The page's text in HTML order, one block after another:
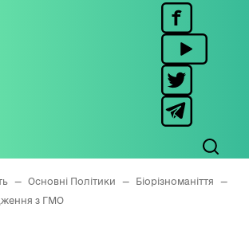
— Основні Політики — Біорізноманіття
—
з ГМО